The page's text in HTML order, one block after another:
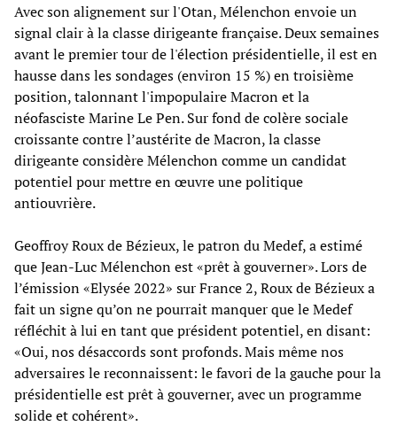
Avec son alignement sur l'Otan, Mélenchon envoie un
signal clair à la classe dirigeante française. Deux semaines
avant le premier tour de l'élection présidentielle, il est en
hausse dans les sondages (environ 15 %) en troisième
position, talonnant l'impopulaire Macron et la
néofasciste Marine Le Pen. Sur fond de colère sociale
croissante contre l’austérite de Macron, la classe
dirigeante considère Mélenchon comme un candidat
potentiel pour mettre en œuvre une politique
antiouvrière.
Geoffroy Roux de Bézieux, le patron du Medef, a estimé
que Jean-Luc Mélenchon est «prêt à gouverner». Lors de
l’émission «Elysée 2022» sur France 2, Roux de Bézieux a
fait un signe qu’on ne pourrait manquer que le Medef
réfléchit à lui en tant que président potentiel, en disant:
«Oui, nos désaccords sont profonds. Mais même nos
adversaires le reconnaissent: le favori de la gauche pour la
présidentielle est prêt à gouverner, avec un programme
solide et cohérent».